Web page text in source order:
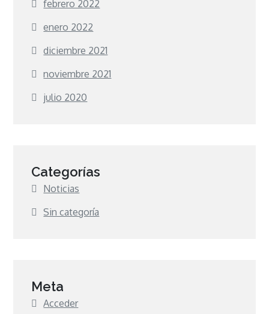
febrero 2022
enero 2022
diciembre 2021
noviembre 2021
julio 2020
Categorías
Noticias
Sin categoría
Meta
Acceder